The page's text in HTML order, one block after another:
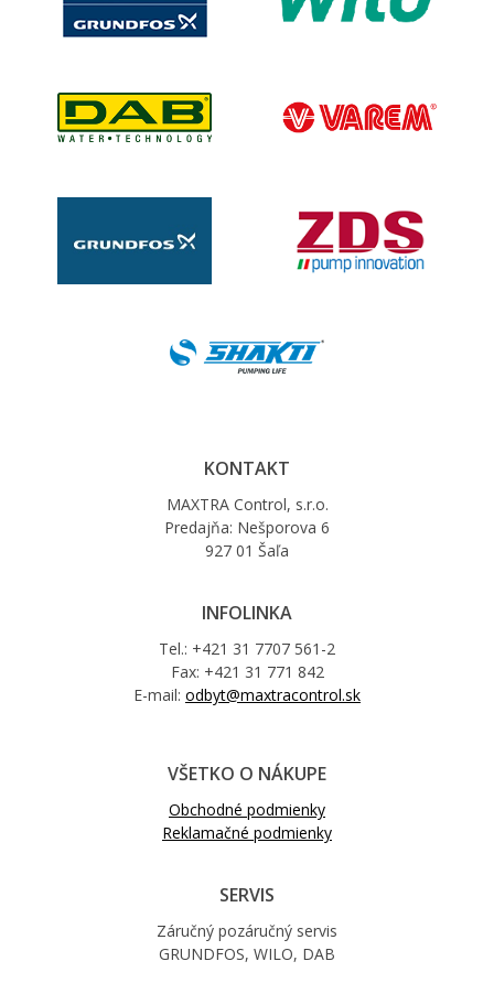
KONTAKT
MAXTRA Control, s.r.o.
Predajňa: Nešporova 6
927 01 Šaľa
INFOLINKA
Tel.: +421 31 7707 561-2
Fax: +421 31 771 842
E-mail: odbyt@maxtracontrol.sk
VŠETKO O NÁKUPE
Obchodné podmienky
Reklamačné podmienky
SERVIS
Záručný pozáručný servis
GRUNDFOS, WILO, DAB